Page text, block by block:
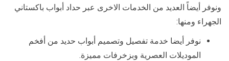
ونوفر أيضاً العديد من الخدمات الاخرى عبر حداد أبواب باكستاني
الجهراء ومنها:
نوفر أيضا خدمة تفصيل وتصميم أبواب حديد من أفخم
الموديلات العصرية وبزخرفات مميزة.